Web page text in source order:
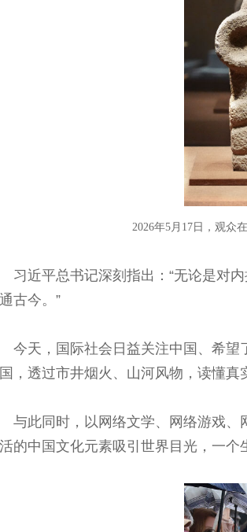
2026年5月17日，观众
习近平总书记深刻指出：“无论是对
古今。”
今天，国际社会日益关注中国、希
，透过市井烟火、山河风物，读懂
与此同时，以网络文学、网络游戏、
的中国文化元素吸引世界目光，一